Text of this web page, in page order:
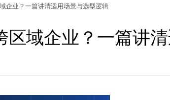
企业？一篇讲清适用场景与选型逻辑
域企业？一篇讲